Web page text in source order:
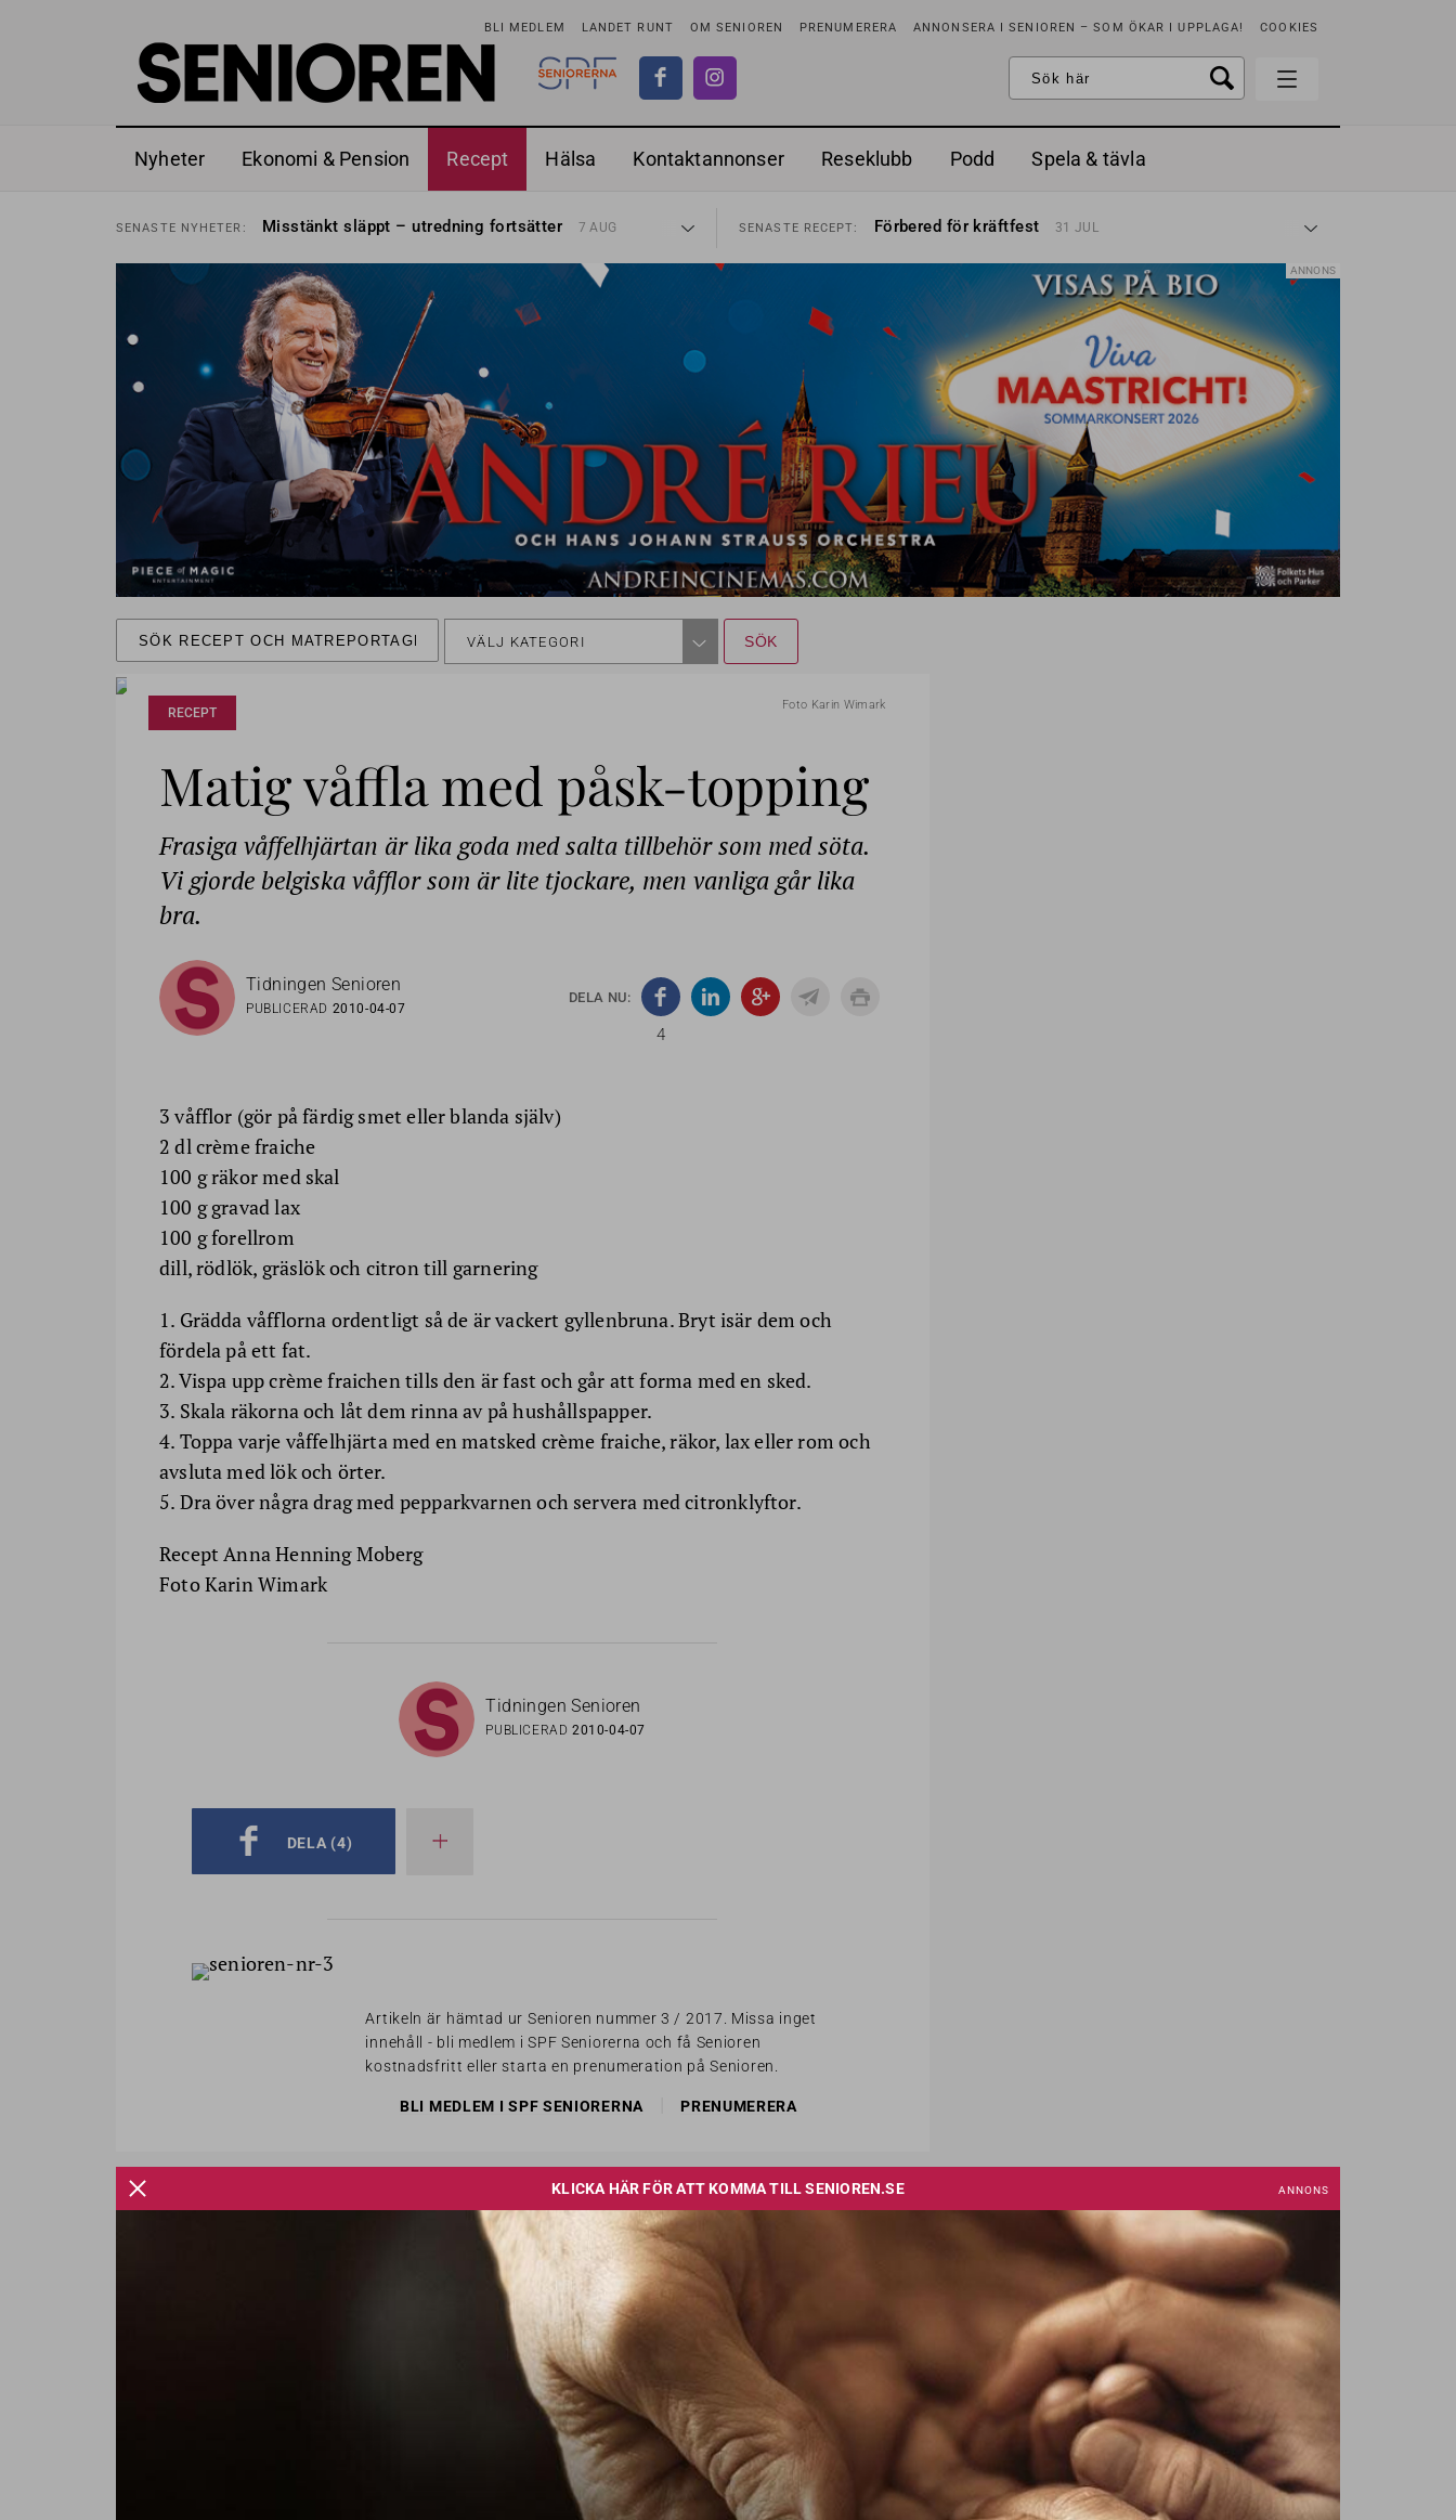
BLI MEDLEM LANDET RUNT OM SENIOREN PRENUMERERA ANNONSERA I SENIOREN – SOM ÖKAR I UPPLAGA! COOKIES
Nyheter Ekonomi & Pension Recept Hälsa Kontaktannonser Reseklubb Podd Spela & tävla
SENASTE NYHETER: Misstänkt släppt – utredning fortsätter 7 AUG
SENASTENYHETER: Kravet: Nu måste 65-årsgränsen bort 30 JUL
SENASTENYHETER: Dom öppnar för rätt till garantipension 30 JUL
Snart kan telefonförsäljning förbjudas i Sverige
NYHETER: Hyror rusar ifrån äldres bostadstillägg
SENASTE NYHETER: Liten höjning av garantipensionen
SENASTE NYHETER: Misstänkt släppt – utredning fortsätter
SENASTE RECEPT: Förbered för kräftfest 31 JUL
SENASTE RECEPT: Sommarmat på stora fat 3 JUL
Timjankokta jordgubbar med vaniljglass 18 JUN
Mycket smak med örter 13 JUN
SENASTE RECEPT: Mums med munsbitar 3 MAJ
SENASTE RECEPT: Ranchdipp med gräddfil, dill och persilja 2 MAJ
Förbered för kräftfest 31 JUL
ANNONS
VÄLJ KATEGORI
Foto Karin Wimark
RECEPT
Matig våffla med påsk-topping
Frasiga våffelhjärtan är lika goda med salta tillbehör som med söta.
Vi gjorde belgiska våfflor som är lite tjockare, men vanliga går lika
bra.
Tidningen Senioren
PUBLICERAD 2010-04-07
DELA NU:
4
3 våfflor (gör på färdig smet eller blanda själv)
2 dl crème fraiche
100 g räkor med skal
100 g gravad lax
100 g forellrom
dill, rödlök, gräslök och citron till garnering
1. Grädda våfflorna ordentligt så de är vackert gyllenbruna. Bryt isär dem och
fördela på ett fat.
2. Vispa upp crème fraichen tills den är fast och går att forma med en sked.
3. Skala räkorna och låt dem rinna av på hushållspapper.
4. Toppa varje våffelhjärta med en matsked crème fraiche, räkor, lax eller rom och
avsluta med lök och örter.
5. Dra över några drag med pepparkvarnen och servera med citronklyftor.
Recept Anna Henning Moberg
Foto Karin Wimark
Tidningen Senioren
PUBLICERAD2010-04-07
DELA (4)
Artikeln är hämtad ur Senioren nummer 3 / 2017. Missa inget
innehåll - bli medlem i SPF Seniorerna och få Senioren
kostnadsfritt eller starta en prenumeration på Senioren.
BLI MEDLEM I SPF SENIORERNA PRENUMERERA
LÄS OCKSÅ